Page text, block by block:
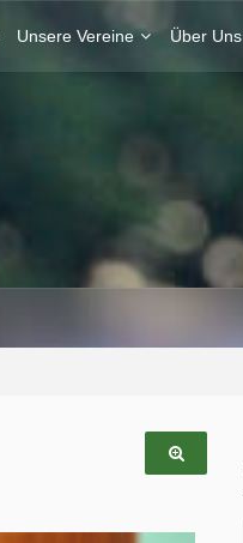
Unsere Vereine Über Uns